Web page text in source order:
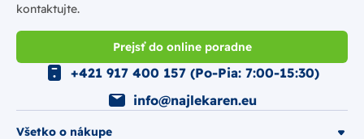
kontaktujte.
Prejsť do online poradne
Všetko o nákupe
+421 917 400 157 (Po-Pia: 7:00-15:30)
info@najlekaren.eu